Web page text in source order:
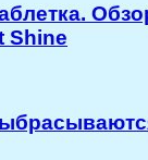
Shine